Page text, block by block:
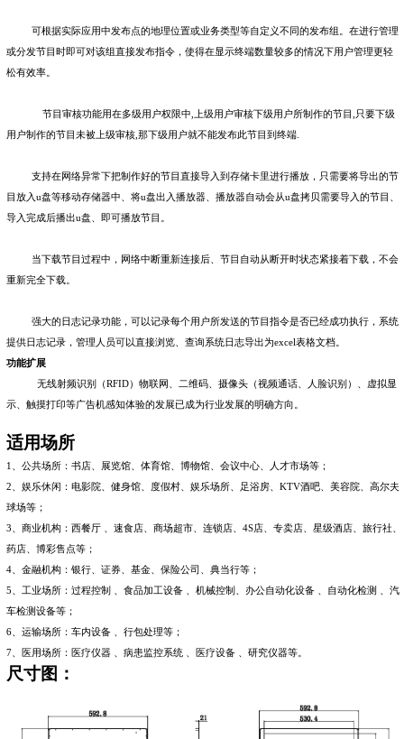
可根据实际应用中发布点的地理位置或业务类型等自定义不同的发布组。在进行管理
或分发节目时即可对该组直接发布指令，使得在显示终端数量较多的情况下用户管理更轻
松有效率。
节目审核功能用在多级用户权限中 上级用户审核下级用户所制作的节目 只要下级
用户制作的节目未被上级审核, 那下级用户就不能发布此节目到终端.
支持在网络异常下把制作好的节目直接导入到存储卡里进行播放，只需要将导出的节
目放入u盘等移动存储器中、将u盘出入播放器、播放器自动会从u盘拷贝需要导入的节目、
导入完成后播出u盘、即可播放节目。
当下载节目过程中，网络中断重新连接后、节目自动从断开时状态紧接着下载，不会
重新完全下载。
强大的日志记录功能，可以记录每个用户所发送的节目指令是否已经成功执行，系统
提供日志记录，管理人员可以直接浏览、查询系统日志导出为excel表格文档。
功能扩展
无线射频识别（RFID）物联网、二维码、摄像头（视频通话、人脸识别）、虚拟显
示、触摸打印等广告机感知体验的发展已成为行业发展的明确方向。
适用场所
1
、公共场所：书店、展览馆、体育馆、博物馆、会议中心、人才市场等；
2 、娱乐休闲：电影院、健身馆、度假村、娱乐场所、足浴房、 KTV酒吧、美容院、高尔夫
球场等；
3 、商业机构：西餐厅 、速食店、商场超市、连锁店、 4S店、专卖店、星级酒店、旅行社、
药店、博彩售点等；
4、金融机构：银行、证券、基金、保险公司、典当行等；
5 、工业场所：过程控制 、食品加工设备 、机械控制、办公自动化设备 、自动化检测 、汽
车检测设备等；
6、运输场所：车内设备 、行包处理等；
7、医用场所：医疗仪器 、病患监控系统 、医疗设备 、研究仪器等。
尺寸图：